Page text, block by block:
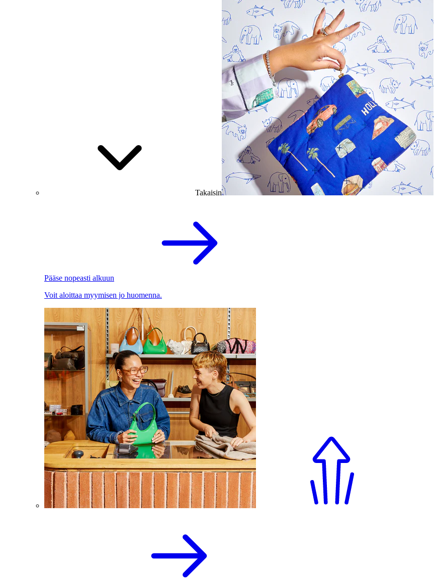
Takaisin
Pääse nopeasti alkuun
Voit aloittaa myymisen jo huomenna.